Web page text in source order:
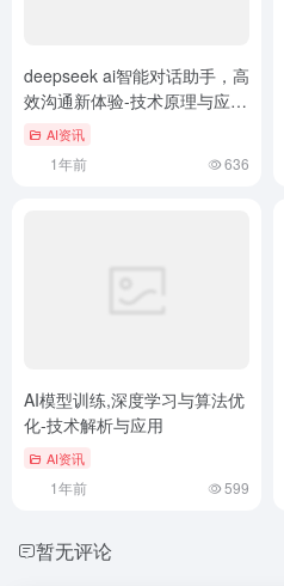
deepseek ai智能对话助手，高
效沟通新体验-技术原理与应用
解析AI资讯
1年前 636
AI模型训练,深度学习与算法优
化-技术解析与应用
AI资讯
1年前 599
暂无评论